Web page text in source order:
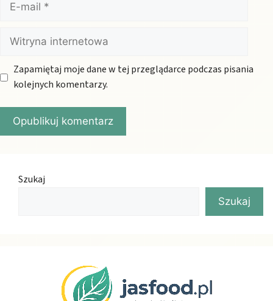
mail
Witryna
internetowa
Zapamiętaj moje dane w tej przeglądarce podczas pisania
kolejnych komentarzy.
Szukaj
Szukaj